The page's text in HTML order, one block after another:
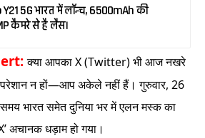
Y21 5G भारत में लॉन्च, 6500mAh की
कैमरे से है लैस।
क्या आपका X (Twitter) भी आज नखरे
परेशान न हों—आप अकेले नहीं हैं। गुरुवार, 26
भारत समेत दुनिया भर में एलन मस्क का
अचानक धड़ाम हो गया।